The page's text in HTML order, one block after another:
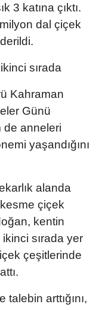
3 katına çıktı.
dal çiçek
sırada
Kahraman
Günü
de anneleri
yaşandığını
alanda
kesme çiçek
kentin
sırada yer
çeşitlerinde
arttığını,